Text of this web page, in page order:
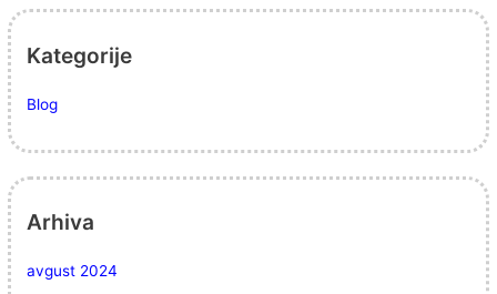
Kategorije
Blog
Arhiva
avgust 2024